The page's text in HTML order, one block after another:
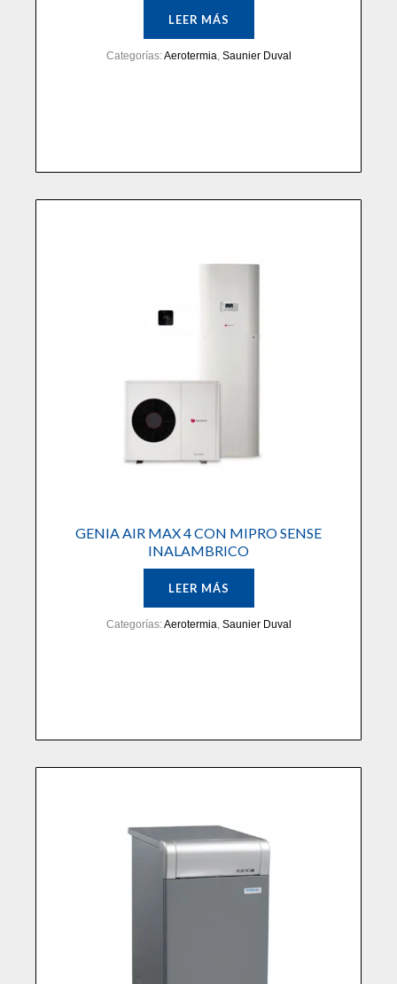
LEER MÁS
Categorías:Aerotermia, Saunier Duval
GENIA AIR MAX 4 CON MIPRO SENSE
INALAMBRICO
LEER MÁS
Categorías:Aerotermia Saunier Duval